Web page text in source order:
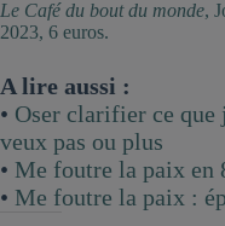
Le Café du bout du monde,
2023, 6 euros.
A lire aussi :
• Oser clarifier ce que
veux pas ou plus
• Me foutre la paix en
• Me foutre la paix :